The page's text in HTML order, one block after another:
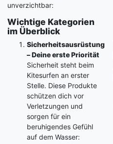
unverzichtbar:
Wichtige Kategorien
im Überblick
Sicherheitsausrüstung
– Deine erste Priorität
Sicherheit steht beim
Kitesurfen an erster
Stelle. Diese Produkte
schützen dich vor
Verletzungen und
sorgen für ein
beruhigendes Gefühl
auf dem Wasser: